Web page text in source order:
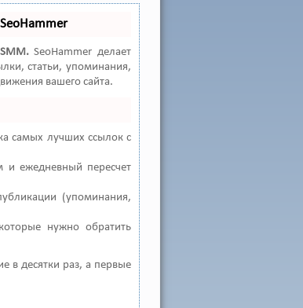
SeoHammer делает
статьи, упоминания,
вашего сайта.
самых лучших ссылок с
и ежедневный пересчет
(упоминания,
нужно обратить
в десятки раз, а первые